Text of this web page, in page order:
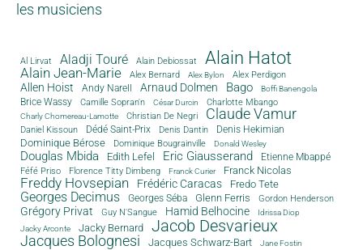
les musiciens
Al Lirvat Aladji Touré Alain Debiossat Alain Hatot
Alain Jean-Marie Alex Bernard Alex Bylon Alex Perdigon
Allen Hoist Andy Narell Arnaud Dolmen Bago Boffi Banengola
Brice Wassy Camille Sopran'n César Durcin Charlotte Mbango
Charly Chomereau-Lamotte Christian De Negri Claude Vamur
Daniel Kissoun Dédé Saint-Prix Denis Dantin Denis Hekimian
Dominique Bérose Dominique Bougrainville Donald Wesley
Douglas Mbida Edith Lefel Eric Giausserand Etienne Mbappé
Féfé Priso Florence Titty Dimbeng Franck Curier Franck Nicolas
Freddy Hovsepian Frédéric Caracas Fredo Tete
Georges Decimus Georges Séba Glenn Ferris Gordon Henderson
Grégory Privat Guy N'Sangue Hamid Belhocine
Idrissa Diop
Jacky Arconte
Jacky Bernard Jacob Desvarieux
Jacques Bolognesi Jacques Schwarz-Bart Jane Fostin